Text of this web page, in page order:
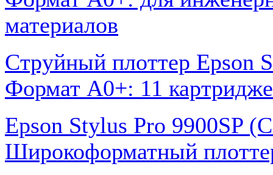
материалов
Струйный плоттер Epson
Формат А0+: 11
Epson Stylus Pro 9900SP
Широкоформатный